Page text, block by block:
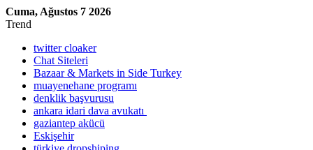
Cuma, Ağustos 7 2026
Trend
twitter cloaker
Chat Siteleri
Bazaar & Markets in Side Turkey
muayenehane programı
denklik başvurusu
ankara idari dava avukatı
gaziantep akücü
Eskişehir